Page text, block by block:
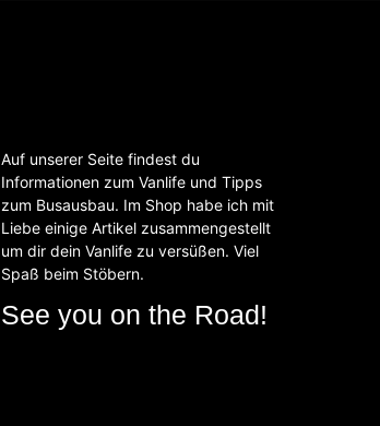
Auf unserer Seite findest du
Informationen zum Vanlife und Tipps
zum Busausbau. Im Shop habe ich mit
Liebe einige Artikel zusammengestellt
um dir dein Vanlife zu versüßen. Viel
Spaß beim Stöbern.
See you on the Road!